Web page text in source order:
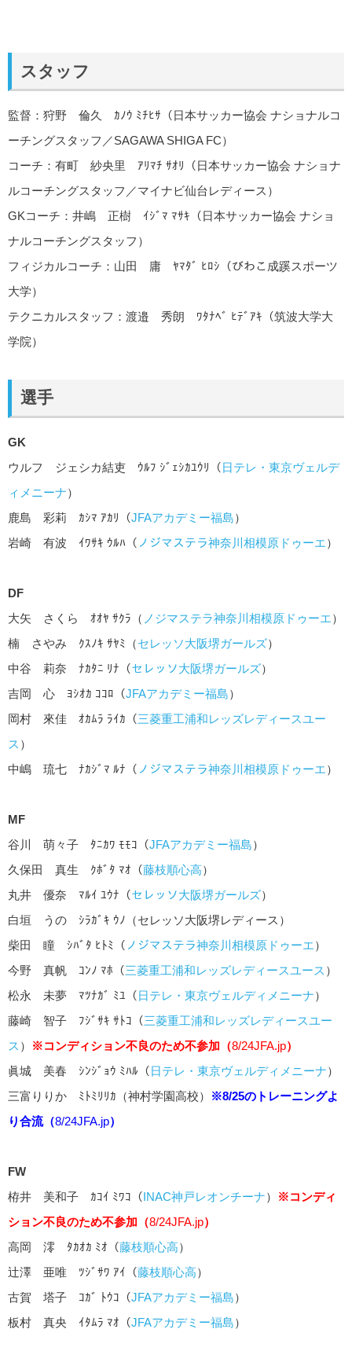
スタッフ
監督：狩野 倫久 ｶﾉｳ ﾐﾁﾋｻ（日本サッカー協会 ナショナルコ
ーチングスタッフ／SAGAWA SHIGA FC）
コーチ：有町 紗央里 ｱﾘﾏﾁ ｻｵﾘ（日本サッカー協会 ナショナ
ルコーチングスタッフ／マイナビ仙台レディース）
GKコーチ：井嶋 正樹 ｲｼﾞﾏ ﾏｻｷ（日本サッカー協会 ナショ
ナルコーチングスタッフ）
フィジカルコーチ：山田 庸 ﾔﾏﾀﾞ ﾋﾛｼ（びわこ成蹊スポーツ
大学）
テクニカルスタッフ：渡邉 秀朗 ﾜﾀﾅﾍﾞ ﾋﾃﾞｱｷ（筑波大学大
学院）
選手
GK
ウルフ ジェシカ結吏 ｳﾙﾌ ｼﾞｪｼｶﾕｳﾘ（日テレ・東京ヴェルデ
ィメニーナ）
鹿島 彩莉 ｶｼﾏ ｱｶﾘ（JFAアカデミー福島）
岩崎 有波 ｲﾜｻｷ ｳﾙﾊ（ ノジマステラ神奈川相模原ドゥーエ）
DF
大矢 さくら ｵｵﾔ ｻｸﾗ（ ノジマステラ神奈川相模原ドゥーエ）
楠 さやみ ｸｽﾉｷ ｻﾔﾐ（セレッソ大阪堺ガールズ）
中谷 莉奈 ﾅｶﾀﾆ ﾘﾅ（セレッソ大阪堺ガールズ）
吉岡 心 ﾖｼｵｶ ｺｺﾛ（JFAアカデミー福島）
岡村 來佳 ｵｶﾑﾗ ﾗｲｶ（三菱重工浦和レッズレディースユー
ス ）
中嶋 琉七 ﾅｶｼﾞﾏ ﾙﾅ（ ノジマステラ神奈川相模原ドゥーエ）
MF
谷川 萌々子 ﾀﾆｶﾜ ﾓﾓｺ（JFAアカデミー福島）
久保田 真生 ｸﾎﾞﾀ ﾏｵ（藤枝順心高）
丸井 優奈 ﾏﾙｲ ﾕｳﾅ（セレッソ大阪堺ガールズ）
白垣 うの ｼﾗｶﾞｷ ｳﾉ（セレッソ大阪堺レディース）
柴田 瞳 ｼﾊﾞﾀ ﾋﾄﾐ（ ノジマステラ神奈川相模原ドゥーエ）
今野 真帆 ｺﾝﾉ ﾏﾎ（三菱重工浦和レッズレディースユース ）
松永 未夢 ﾏﾂﾅｶﾞ ﾐﾕ（日テレ・東京ヴェルディメニーナ）
藤崎 智子 ﾌｼﾞｻｷ ｻﾄｺ（三菱重工浦和レッズレディースユー
ス ） ※コンディション不良のため不参加（8/24JFA.jp）
眞城 美春 ｼﾝｼﾞｮｳ ﾐﾊﾙ（日テレ・東京ヴェルディメニーナ）
三富りりか ﾐﾄﾐﾘﾘｶ（神村学園高校）
※8/25のトレーニングよ
り合流（8/24JFA.jp）
FW
栫井 美和子 ｶｺｲ ﾐﾜｺ（INAC神戸レオンチーナ）
※コンディ
ション不良のため不参加（8/24JFA.jp）
高岡 澪 ﾀｶｵｶ ﾐｵ（藤枝順心高）
辻澤 亜唯 ﾂｼﾞｻﾜ ｱｲ（藤枝順心高）
古賀 塔子 ｺｶﾞ ﾄｳｺ（JFAアカデミー福島）
板村 真央 ｲﾀﾑﾗ ﾏｵ（JFAアカデミー福島）